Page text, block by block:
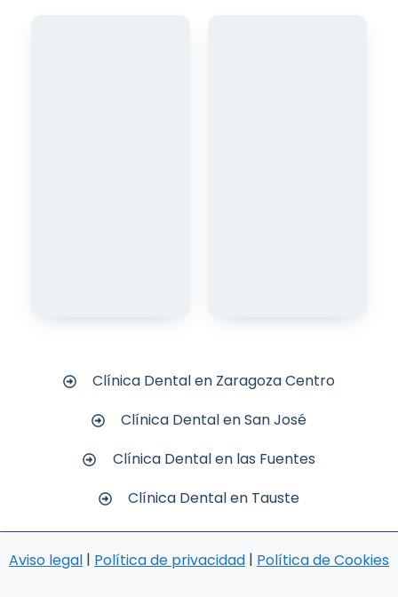
Clínica Dental en Zaragoza Centro
Clínica Dental en San José
Clínica Dental en las Fuentes
Clínica Dental en Tauste
Aviso legal | Política de privacidad | Política de Cookies